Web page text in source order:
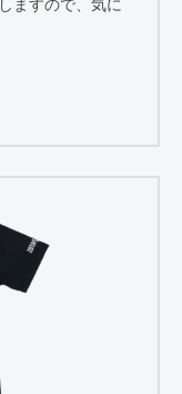
ますので、気に